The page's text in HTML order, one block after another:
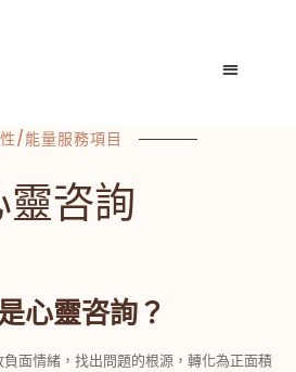
/能量服務項目
靈咨詢
心靈咨詢？
面情緒，找出問題的根源，轉化為正面積